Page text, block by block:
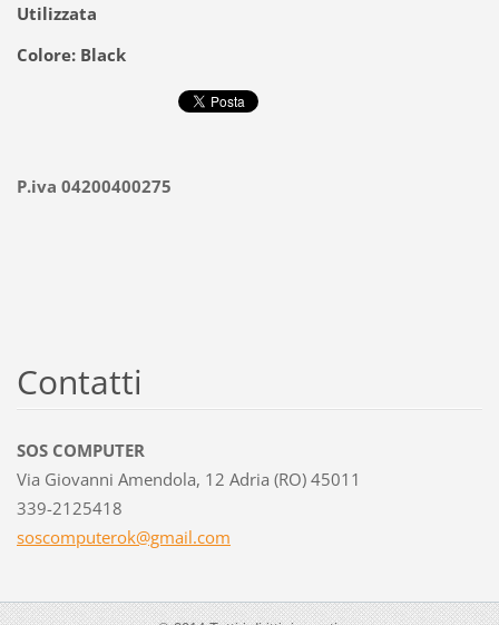
Utilizzata
Colore: Black
P.iva 04200400275
Contatti
SOS COMPUTER
Via Giovanni Amendola, 12 Adria (RO) 45011
339-2125418
soscomputerok@gmail.com